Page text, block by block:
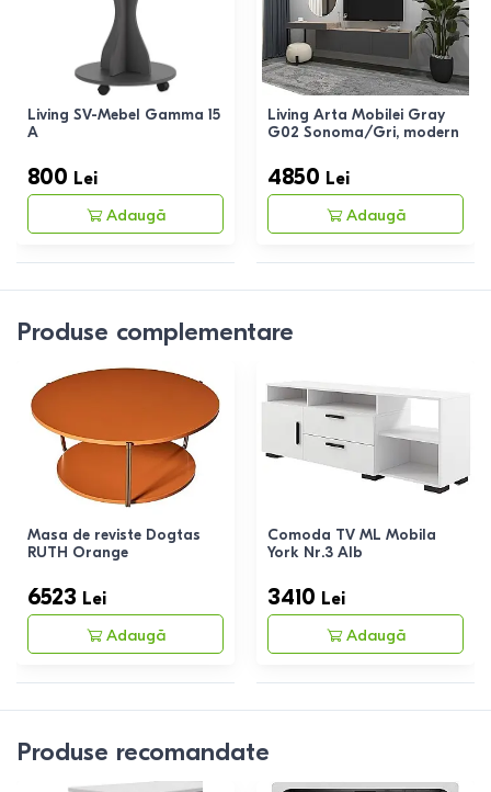
Living SV-Mebel Gamma 15
A
800 Lei
Adaugă
Living Arta Mobilei Gray
G02 Sonoma/Gri, modern
4850 Lei
Adaugă
Produse complementare
Masa de reviste Dogtas
RUTH Orange
6523 Lei
Adaugă
Comoda TV ML Mobila
York Nr.3 Alb
3410 Lei
Adaugă
Produse recomandate